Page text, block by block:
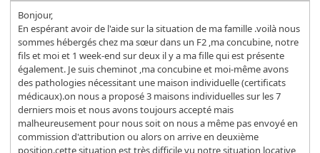
Bonjour,
En espérant avoir de l'aide sur la situation de ma famille .voilà nous
sommes hébergés chez ma sœur dans un F2 ,ma concubine, notre
fils et moi et 1 week-end sur deux il y a ma fille qui est présente
également. Je suis cheminot ,ma concubine et moi-même avons
des pathologies nécessitant une maison individuelle (certificats
médicaux).on nous a proposé 3 maisons individuelles sur les 7
derniers mois et nous avons toujours accepté mais
malheureusement pour nous soit on nous a même pas envoyé en
commission d'attribution ou alors on arrive en deuxième
position.cette situation est très difficile vu notre situation locative